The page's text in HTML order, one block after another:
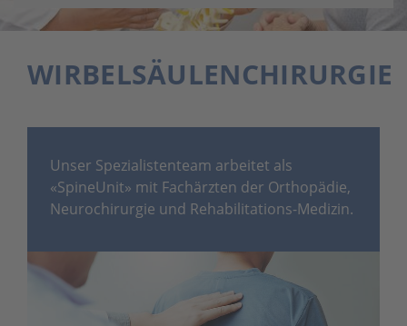
WIRBELSÄULENCHIRURGIE
Unser Spezialistenteam arbeitet als
«SpineUnit» mit Fachärzten der Orthopädie,
Neurochirurgie und Rehabilitations-Medizin.